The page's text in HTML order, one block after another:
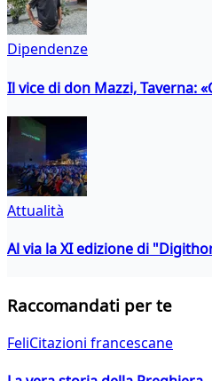
Dipendenze
Il vice di don Mazzi, Taverna:
Attualità
Al via la XI edizione di
Raccomandati per te
FeliCitazioni francescane